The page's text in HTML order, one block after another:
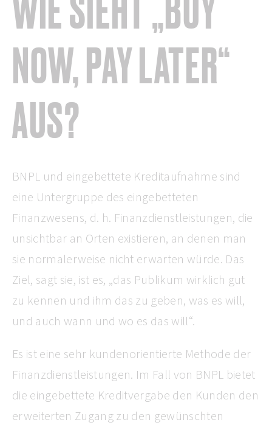
NOW, PAY LATER“
AUS?
BNPL und eingebettete Kreditaufnahme sind
eine Untergruppe des eingebetteten
Finanzwesens, d. h. Finanzdienstleistungen, die
unsichtbar an Orten existieren, an denen man
sie normalerweise nicht erwarten würde. Das
Ziel, sagt sie, ist es, „das Publikum wirklich gut
zu kennen und ihm das zu geben, was es will,
und auch wann und wo es das will“.
Es ist eine sehr kundenorientierte Methode der
Finanzdienstleistungen. Im Fall von BNPL bietet
die eingebettete Kreditvergabe den Kunden den
erweiterten Zugang zu den gewünschten